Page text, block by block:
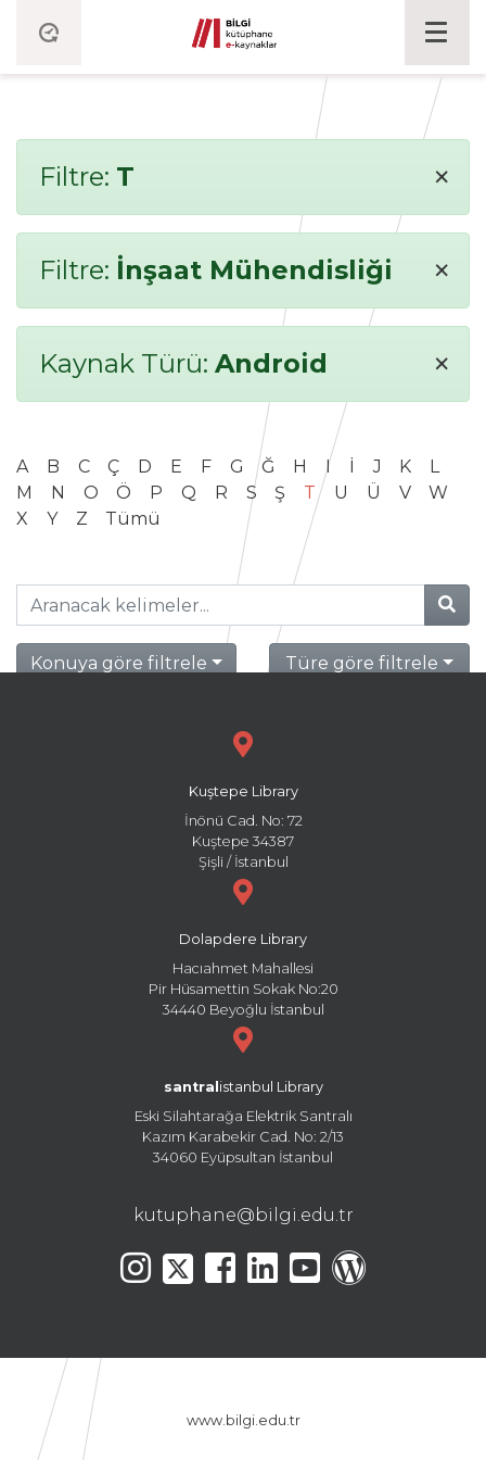
Filtre: T ×
Filtre: İnşaat Mühendisliği ×
Kaynak Türü: Android ×
A B C Ç D E F G Ğ H I İ J K
L
M
N O Ö P Q R S Ş T U Ü V
W
X
Y Z Tümü
Konuya göre filtrele Türe göre filtrele
Kuştepe Library
İnönü Cad. No: 72
Kuştepe 34387
Şişli / İstanbul
Dolapdere Library
Hacıahmet Mahallesi
Pir Hüsamettin Sokak No:20
34440 Beyoğlu İstanbul
santral istanbul Library
Eski Silahtarağa Elektrik Santralı
Kazım Karabekir Cad. No: 2/13
34060 Eyüpsultan İstanbul
kutuphane@bilgi.edu.tr
www.bilgi.edu.tr